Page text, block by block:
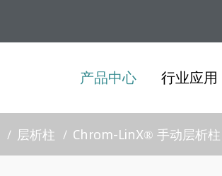
产品中心 行业应用
层析柱 Chrom-LinX® 手动层析柱